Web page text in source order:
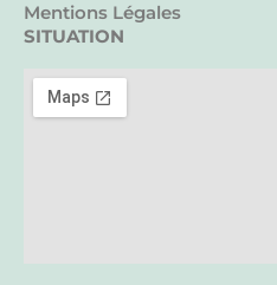
Mentions Légales
SITUATION